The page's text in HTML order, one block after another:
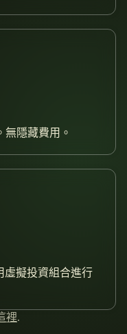
隱藏費用。
虛擬投資組合進行
裡.